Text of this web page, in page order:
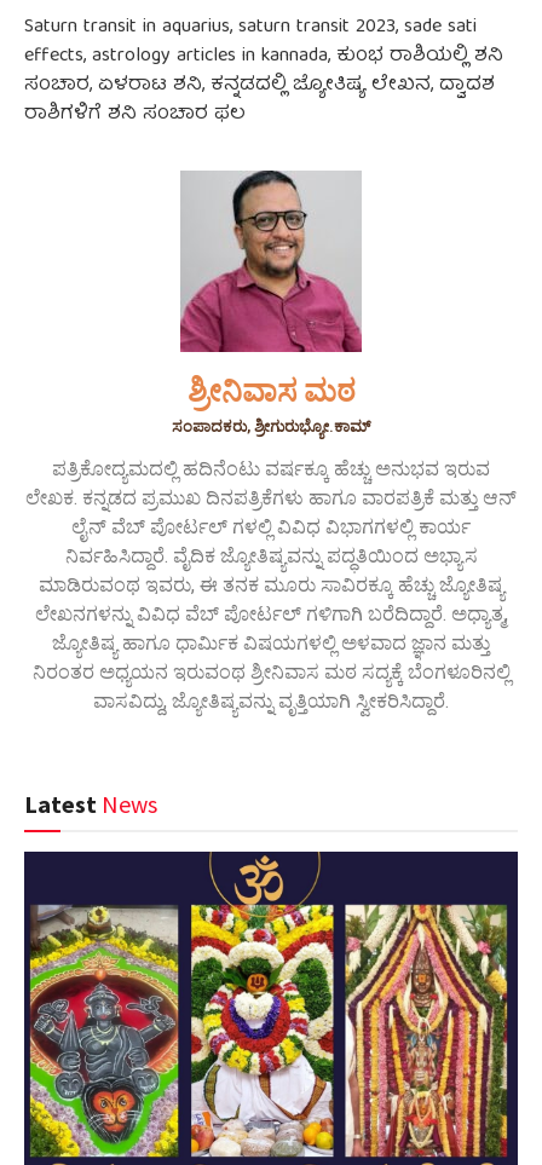
Saturn transit in aquarius, saturn transit 2023, sade sati
effects, astrology articles in kannada, ಕುಂಭ ರಾಶಿಯಲ್ಲಿ ಶನಿ
ಸಂಚಾರ, ಏಳರಾಟ ಶನಿ, ಕನ್ನಡದಲ್ಲಿ ಜ್ಯೋತಿಷ್ಯ ಲೇಖನ, ದ್ವಾದಶ
ರಾಶಿಗಳಿಗೆ ಶನಿ ಸಂಚಾರ ಫಲ
ಶ್ರೀನಿವಾಸ ಮಠ
ಸಂಪಾದಕರು, ಶ್ರೀಗುರುಭ್ಯೋ.ಕಾಮ್
ಪತ್ರಿಕೋದ್ಯಮದಲ್ಲಿ ಹದಿನೆಂಟು ವರ್ಷಕ್ಕೂ ಹೆಚ್ಚು ಅನುಭವ ಇರುವ
ಲೇಖಕ. ಕನ್ನಡದ ಪ್ರಮುಖ ದಿನಪತ್ರಿಕೆಗಳು ಹಾಗೂ ವಾರಪತ್ರಿಕೆ ಮತ್ತು ಆನ್
ಲೈನ್ ವೆಬ್ ಪೋರ್ಟಲ್ ಗಳಲ್ಲಿ ವಿವಿಧ ವಿಭಾಗಗಳಲ್ಲಿ ಕಾರ್ಯ
ನಿರ್ವಹಿಸಿದ್ದಾರೆ. ವೈದಿಕ ಜ್ಯೋತಿಷ್ಯವನ್ನು ಪದ್ಧತಿಯಿಂದ ಅಭ್ಯಾಸ
ಮಾಡಿರುವಂಥ ಇವರು, ಈ ತನಕ ಮೂರು ಸಾವಿರಕ್ಕೂ ಹೆಚ್ಚು ಜ್ಯೋತಿಷ್ಯ
ಲೇಖನಗಳನ್ನು ವಿವಿಧ ವೆಬ್ ಪೋರ್ಟಲ್ ಗಳಿಗಾಗಿ ಬರೆದಿದ್ದಾರೆ. ಅಧ್ಯಾತ್ಮ,
ಜ್ಯೋತಿಷ್ಯ ಹಾಗೂ ಧಾರ್ಮಿಕ ವಿಷಯಗಳಲ್ಲಿ ಅಳವಾದ ಜ್ಞಾನ ಮತ್ತು
ನಿರಂತರ ಅಧ್ಯಯನ ಇರುವಂಥ ಶ್ರೀನಿವಾಸ ಮಠ ಸದ್ಯಕ್ಕೆ ಬೆಂಗಳೂರಿನಲ್ಲಿ
ವಾಸವಿದ್ದು, ಜ್ಯೋತಿಷ್ಯವನ್ನು ವೃತ್ತಿಯಾಗಿ ಸ್ವೀಕರಿಸಿದ್ದಾರೆ.
Latest News